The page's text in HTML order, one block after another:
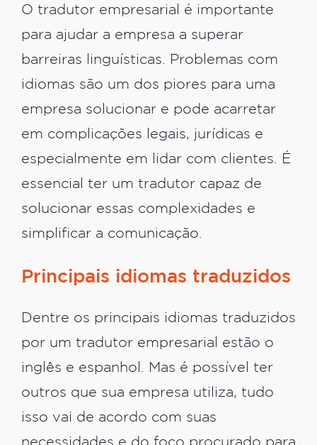
O tradutor empresarial é importante
para ajudar a empresa a superar
barreiras linguísticas. Problemas com
idiomas são um dos piores para uma
empresa solucionar e pode acarretar
em complicações legais, jurídicas e
especialmente em lidar com clientes. É
essencial ter um tradutor capaz de
solucionar essas complexidades e
simplificar a comunicação.
Principais idiomas traduzidos
Dentre os principais idiomas traduzidos
por um tradutor empresarial estão o
inglês e espanhol. Mas é possível ter
outros que sua empresa utiliza, tudo
isso vai de acordo com suas
necessidades e do foco procurado para